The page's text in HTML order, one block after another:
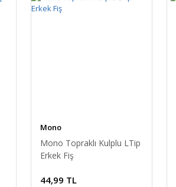
Mono
Mono Topraklı Kulplu LTip
Erkek Fiş
44,99 TL